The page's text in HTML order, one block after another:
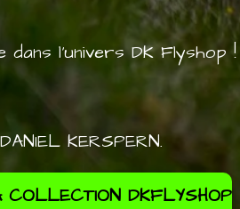
dans l'univers DK Flyshop !
DANIEL KERSPERN.
COLLECTION DKFLYSHOP